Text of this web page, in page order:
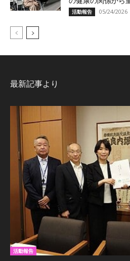
活動報告 05/24/2026
最新記事より
活動報告